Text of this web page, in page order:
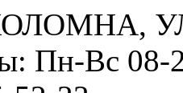
КОЛОМНА,
Пн-Вс 08-